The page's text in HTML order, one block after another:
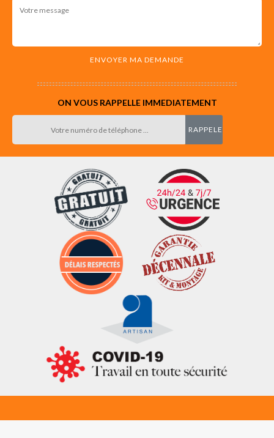
ON VOUS RAPPELLE IMMEDIATEMENT